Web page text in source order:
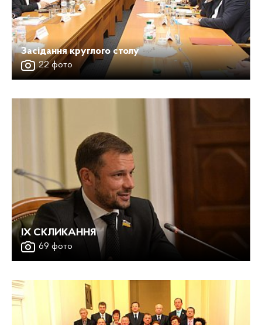
Засідання круглого столу
22 фото
IX СКЛИКАННЯ
69 фото